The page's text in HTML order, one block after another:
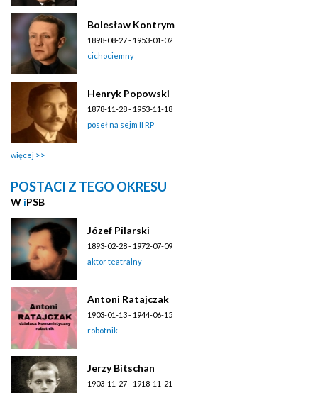
Bolesław Kontrym
1898-08-27 - 1953-01-02
cichociemny
Henryk Popowski
1878-11-28 - 1953-11-18
poseł na sejm II RP
więcej
POSTACI Z TEGO OKRESU
W iPSB
Józef Pilarski
1893-02-28 - 1972-07-09
aktor teatralny
Antoni Ratajczak
1903-01-13 - 1944-06-15
robotnik
Jerzy Bitschan
1903-11-27 - 1918-11-21